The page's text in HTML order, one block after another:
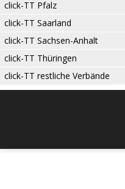
click-TT Pfalz
click-TT Saarland
click-TT Sachsen-Anhalt
click-TT Thüringen
click-TT restliche Verbände